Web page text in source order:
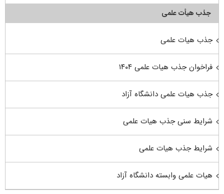
جذب هیأت علمی
جذب هیات علمی
فراخوان جذب هیات علمی ۱۴۰۴
جذب هیات علمی دانشگاه آزاد
شرایط سنی جذب هیات علمی
شرایط جذب هیات علمی
هیات علمی وابسته دانشگاه آزاد